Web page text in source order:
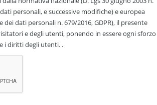
personali, e successive modifiche) e europea
dati personali n. 679/2016, GDPR), il presente
e degli utenti, ponendo in essere ogni sforzo
i diritti degli utenti. .